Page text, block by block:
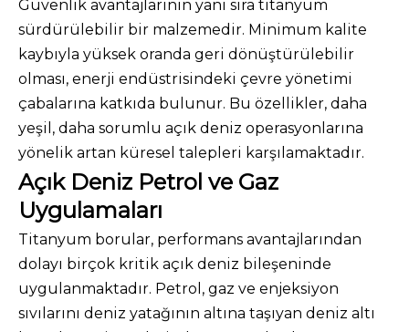
Güvenlik avantajlarının yanı sıra titanyum
sürdürülebilir bir malzemedir. Minimum kalite
kaybıyla yüksek oranda geri dönüştürülebilir
olması, enerji endüstrisindeki çevre yönetimi
çabalarına katkıda bulunur. Bu özellikler, daha
yeşil, daha sorumlu açık deniz operasyonlarına
yönelik artan küresel talepleri karşılamaktadır.
Açık Deniz Petrol ve Gaz
Uygulamaları
Titanyum borular, performans avantajlarından
dolayı birçok kritik açık deniz bileşeninde
uygulanmaktadır. Petrol, gaz ve enjeksiyon
sıvılarını deniz yatağının altına taşıyan deniz altı